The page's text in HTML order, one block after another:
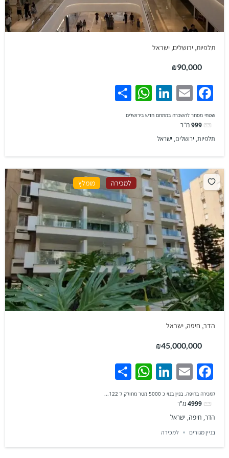
תלפיות, ירושלים, ישראל
₪90,000
Facebook
Email
LinkedIn
WhatsApp
Share
שטחי מסחר להשכרה במתחם חדש בירושלים
999מ"ר
תלפיות, ירושלים, ישראל
למכירה מומלץ
הדר, חיפה, ישראל
₪45,000,000
Facebook
Email
LinkedIn
WhatsApp
Share
למכירה בחיפה, בניין בנוי כ 5000 מטר מחולק ל 122...
4999מ"ר
הדר, חיפה, ישראל
בניין מגורים למכירה